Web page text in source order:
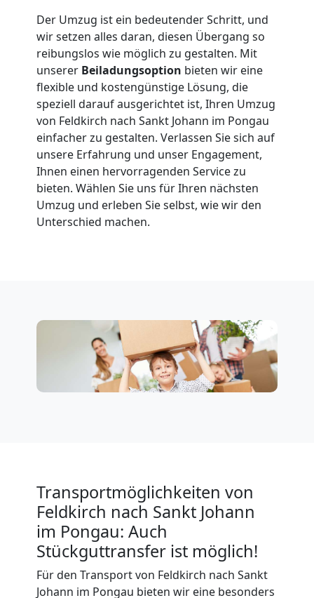
Der Umzug ist ein bedeutender Schritt, und
wir setzen alles daran, diesen Übergang so
reibungslos wie möglich zu gestalten. Mit
unserer Beiladungsoption bieten wir eine
flexible und kostengünstige Lösung, die
speziell darauf ausgerichtet ist, Ihren Umzug
von Feldkirch nach Sankt Johann im Pongau
einfacher zu gestalten. Verlassen Sie sich auf
unsere Erfahrung und unser Engagement,
Ihnen einen hervorragenden Service zu
bieten. Wählen Sie uns für Ihren nächsten
Umzug und erleben Sie selbst, wie wir den
Unterschied machen.
Transportmöglichkeiten von
Feldkirch nach Sankt Johann
im Pongau: Auch
Stückguttransfer ist möglich!
Für den Transport von Feldkirch nach Sankt
Johann im Pongau bieten wir eine besonders
Feldkirch
Fernumzug
Feldkirch
Firmenumzug
Feldkirch
Expressumzug
Feldkirch
Kleiner
Umzug